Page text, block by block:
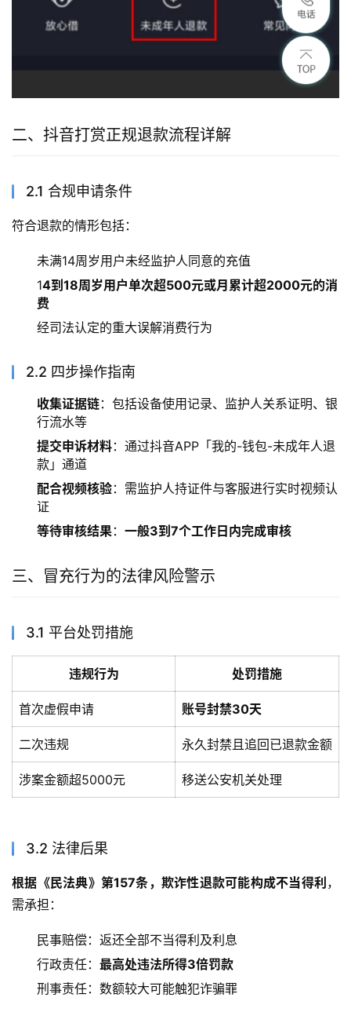
二、抖音打赏正规退款流程详解
2.1 合规申请条件
符合退款的情形包括：
未满14周岁用户未经监护人同意的充值
14到18周岁用户单次超500元或月累计超2000元的消
费
经司法认定的重大误解消费行为
2.2 四步操作指南
收集证据链：包括设备使用记录、监护人关系证明、银
行流水等
提交申诉材料：通过抖音APP「我的-钱包-未成年人退
款」通道
配合视频核验：需监护人持证件与客服进行实时视频认
证
等待审核结果： 一般3到7个工作日内完成审核
三、冒充行为的法律风险警示
3.1 平台处罚措施
违规行为 处罚措施
首次虚假申请 账号封禁30天
二次违规 永久封禁且追回已退款金额
涉案金额超5000元 移送公安机关处理
3.2 法律后果
根据《民法典》第157条，欺诈性退款可能构成不当得利，
需承担：
民事赔偿：返还全部不当得利及利息
行政责任： 最高处违法所得3倍罚款
刑事责任：数额较大可能触犯诈骗罪